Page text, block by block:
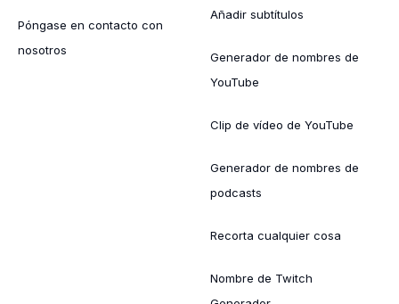
Póngase en contacto con
nosotros
Añadir subtítulos
Generador de nombres de
YouTube
Clip de vídeo de YouTube
Generador de nombres de
podcasts
Recorta cualquier cosa
Nombre de Twitch